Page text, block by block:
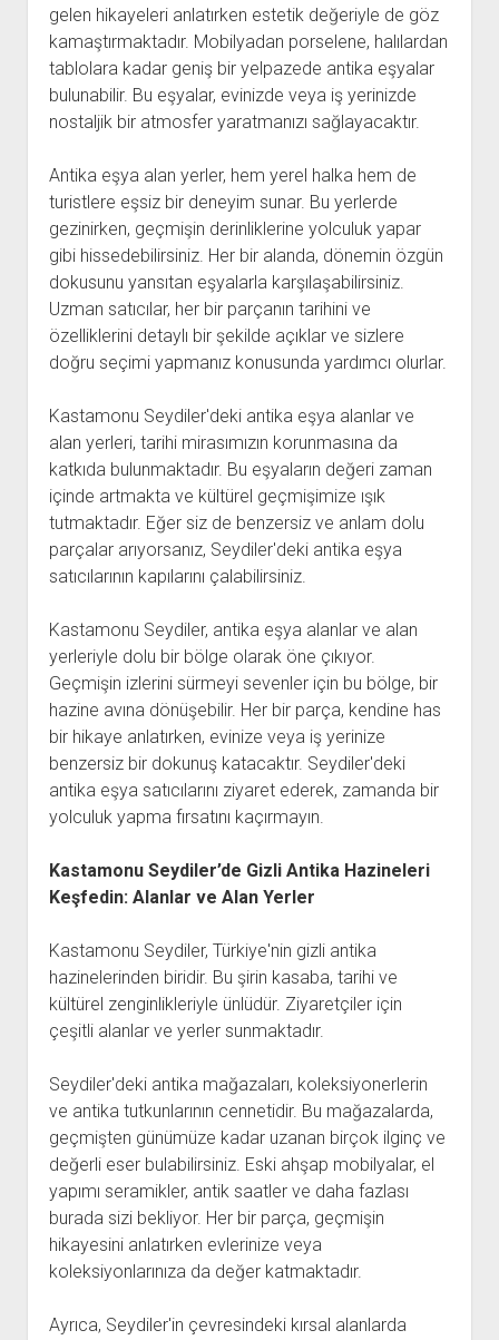
gelen hikayeleri anlatırken estetik değeriyle de göz
kamaştırmaktadır. Mobilyadan porselene, halılardan
tablolara kadar geniş bir yelpazede antika eşyalar
bulunabilir. Bu eşyalar, evinizde veya iş yerinizde
nostaljik bir atmosfer yaratmanızı sağlayacaktır.
Antika eşya alan yerler, hem yerel halka hem de
turistlere eşsiz bir deneyim sunar. Bu yerlerde
gezinirken, geçmişin derinliklerine yolculuk yapar
gibi hissedebilirsiniz. Her bir alanda, dönemin özgün
dokusunu yansıtan eşyalarla karşılaşabilirsiniz.
Uzman satıcılar, her bir parçanın tarihini ve
özelliklerini detaylı bir şekilde açıklar ve sizlere
doğru seçimi yapmanız konusunda yardımcı olurlar.
Kastamonu Seydiler'deki antika eşya alanlar ve
alan yerleri, tarihi mirasımızın korunmasına da
katkıda bulunmaktadır. Bu eşyaların değeri zaman
içinde artmakta ve kültürel geçmişimize ışık
tutmaktadır. Eğer siz de benzersiz ve anlam dolu
parçalar arıyorsanız, Seydiler'deki antika eşya
satıcılarının kapılarını çalabilirsiniz.
Kastamonu Seydiler, antika eşya alanlar ve alan
yerleriyle dolu bir bölge olarak öne çıkıyor.
Geçmişin izlerini sürmeyi sevenler için bu bölge, bir
hazine avına dönüşebilir. Her bir parça, kendine has
bir hikaye anlatırken, evinize veya iş yerinize
benzersiz bir dokunuş katacaktır. Seydiler'deki
antika eşya satıcılarını ziyaret ederek, zamanda bir
yolculuk yapma fırsatını kaçırmayın.
Kastamonu Seydiler’de Gizli Antika Hazineleri
Keşfedin: Alanlar ve Alan Yerler
Kastamonu Seydiler, Türkiye'nin gizli antika
hazinelerinden biridir. Bu şirin kasaba, tarihi ve
kültürel zenginlikleriyle ünlüdür. Ziyaretçiler için
çeşitli alanlar ve yerler sunmaktadır.
Seydiler'deki antika mağazaları, koleksiyonerlerin
ve antika tutkunlarının cennetidir. Bu mağazalarda,
geçmişten günümüze kadar uzanan birçok ilginç ve
değerli eser bulabilirsiniz. Eski ahşap mobilyalar, el
yapımı seramikler, antik saatler ve daha fazlası
burada sizi bekliyor. Her bir parça, geçmişin
hikayesini anlatırken evlerinize veya
koleksiyonlarınıza da değer katmaktadır.
Ayrıca, Seydiler'in çevresindeki kırsal alanlarda